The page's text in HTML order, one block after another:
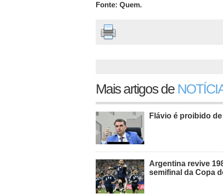
Fonte: Quem.
Mais artigos de
Flávio é proibido
Argentina revive
semifinal da Copa